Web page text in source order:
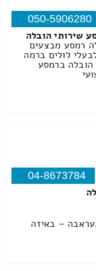
050-5906280
שירותי הובלה
רמסע מבצעים
לולים ברמה
הובלה ברמסע
04-8673784
– באיזה